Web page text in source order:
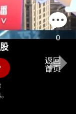
0